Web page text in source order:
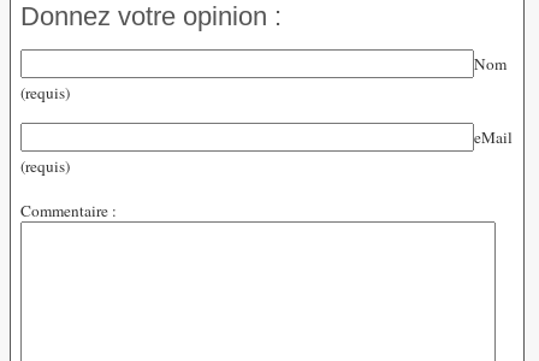
Donnez votre opinion :
Nom
(requis)
eMail
(requis)
Commentaire :